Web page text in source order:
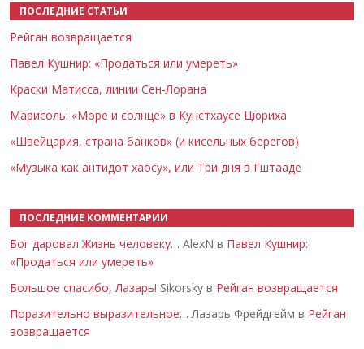
ПОСЛЕДНИЕ СТАТЬИ
Рейган возвращается
Павел Кушнир: «Продаться или умереть»
Краски Матисса, линии Сен-Лорана
Марисоль: «Море и солнце» в Кунстхаусе Цюриха
«Швейцария, страна банков» (и кисельных берегов)
«Музыка как антидот хаосу», или Три дня в Гштааде
ПОСЛЕДНИЕ КОММЕНТАРИИ
Бог даровал Жизнь человеку… AlexN в Павел Кушнир:
«Продаться или умереть»
Большое спасибо, Лазарь! Sikorsky в Рейган возвращается
Поразительно выразительное… Лазарь Фрейдгейм в Рейган
возвращается